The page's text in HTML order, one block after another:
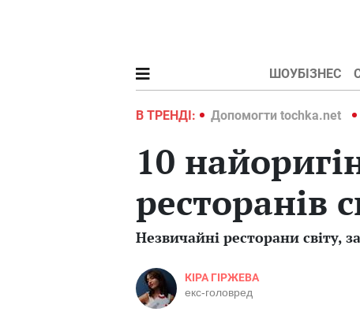
ШОУБІЗНЕС
В ТРЕНДІ:
Війна в Україні 2022 Допомогти tochka.net
10
ресторанів
Незвичайні ресторани світу,
КІРА ГІРЖЕВА
екс-головред